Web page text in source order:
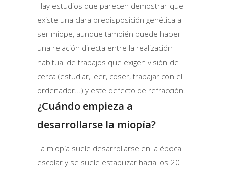
Hay estudios que parecen demostrar que
existe una clara predisposición genética a
ser miope, aunque también puede haber
una relación directa entre la realización
habitual de trabajos que exigen visión de
cerca (estudiar, leer, coser, trabajar con el
ordenador...) y este defecto de refracción.
¿Cuándo empieza a
desarrollarse la miopía?
La miopía suele desarrollarse en la época
escolar y se suele estabilizar hacia los 20